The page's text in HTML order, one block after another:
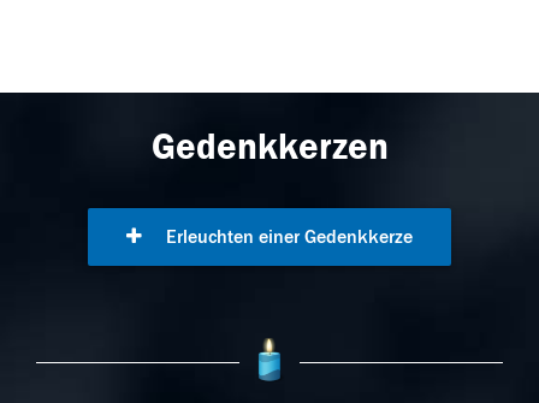
Gedenkkerzen
Erleuchten einer Gedenkkerze